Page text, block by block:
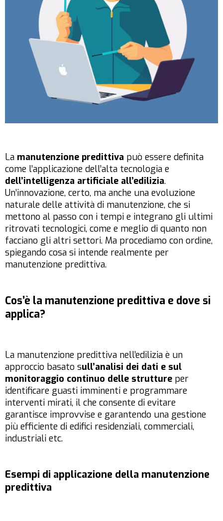
La manutenzione predittiva può essere definita
come l’applicazione dell’alta tecnologia e
dell’intelligenza artificiale all’edilizia.
Un’innovazione, certo, ma anche una evoluzione
naturale delle attività di manutenzione, che si
mettono al passo con i tempi e integrano gli ultimi
ritrovati tecnologici, come e meglio di quanto non
facciano gli altri settori. Ma procediamo con ordine,
spiegando cosa si intende realmente per
manutenzione predittiva.
Cos’è la manutenzione predittiva e dove si
applica?
La manutenzione predittiva nell’edilizia è un
approccio basato sull’analisi dei dati e sul
monitoraggio continuo delle strutture per
identificare guasti imminenti e programmare
interventi mirati, il che consente di evitare
garantisce improvvise e garantendo una gestione
più efficiente di edifici residenziali, commerciali,
industriali etc.
Esempi di applicazione della manutenzione
predittiva